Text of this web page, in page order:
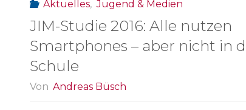
Aktuelles, Jugend & Medien
JIM-Studie 2016: Alle nutzen
Smartphones – aber nicht in
Schule
Von Andreas Büsch